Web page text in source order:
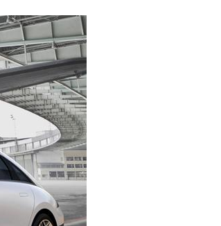
年纪相仿精力却差一截？哈药红参阿胶黄芪
饮，每天一袋温和积累